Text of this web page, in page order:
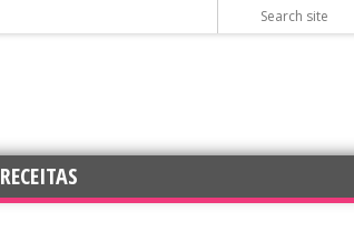
RECEITAS